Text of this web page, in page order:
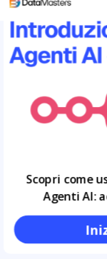
ARTICOLI
Scopri come
Agenti AI: